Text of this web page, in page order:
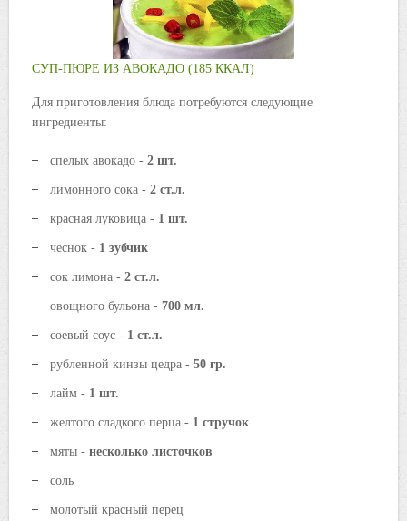
СУП-ПЮРЕ ИЗ АВОКАДО (185 ККАЛ)
Для приготовления блюда потребуются следующие
ингредиенты:
спелых авокадо - 2 шт.
лимонного сока - 2 ст.л.
красная луковица - 1 шт.
чеснок - 1 зубчик
сок лимона - 2 ст.л.
овощного бульона - 700 мл.
соевый соус - 1 ст.л.
рубленной кинзы цедра - 50 гр.
лайм - 1 шт.
желтого сладкого перца - 1 стручок
мяты - несколько листочков
соль
молотый красный перец